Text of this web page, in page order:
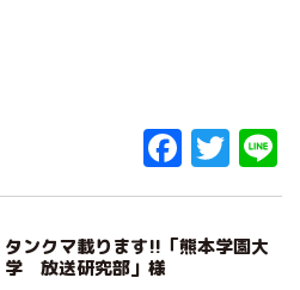
F
a
c
e
T
w
it
te
n
タンクマ載ります!!「熊本学園大
学 放送研究部」様